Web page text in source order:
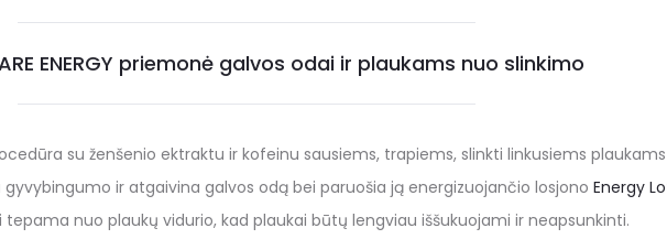
ENERGY priemonė galvos odai ir plaukams nuo slinkimo
su ženšenio ektraktu ir kofeinu sausiems, trapiems, slinkti linkusiems
ir atgaivina galvos odą bei paruošia ją energizuojančio losjono Energy
nuo plaukų vidurio, kad plaukai būtų lengviau iššukuojami ir neapsunkinti.